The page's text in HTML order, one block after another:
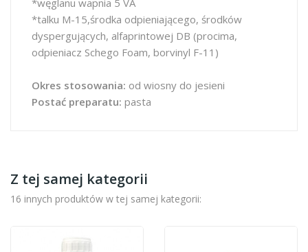
*węglanu wapnia 5 VA
*talku M-15,środka odpieniającego, środków
dyspergujących, alfaprintowej DB (procima,
odpieniacz Schego Foam, borvinyl F-11)
Okres stosowania: od wiosny do jesieni
Postać preparatu: pasta
Z tej samej kategorii
16 innych produktów w tej samej kategorii: